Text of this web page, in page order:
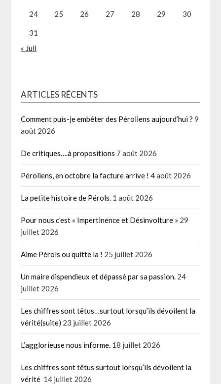
24 25 26 27 28 29 30
31
« Juil
ARTICLES RÉCENTS
Comment puis-je embêter des Péroliens aujourd’hui ? 9
août 2026
De critiques….à propositions 7 août 2026
Péroliens, en octobre la facture arrive ! 4 août 2026
La petite histoire de Pérols. 1 août 2026
Pour nous c’est « Impertinence et Désinvolture » 29
juillet 2026
Aime Pérols ou quitte la ! 25 juillet 2026
Un maire dispendieux et dépassé par sa passion. 24
juillet 2026
Les chiffres sont têtus…surtout lorsqu’ils dévoilent la
vérité(suite) 23 juillet 2026
L’agglorieuse nous informe. 18 juillet 2026
Les chiffres sont têtus surtout lorsqu’ils dévoilent la
vérité 14 juillet 2026